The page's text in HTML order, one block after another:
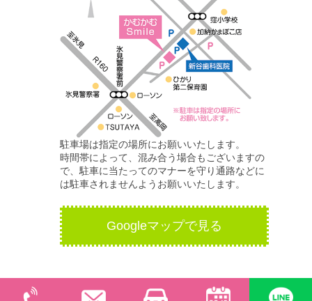
駐車場は指定の場所にお願いいたします。
時間帯によって、混み合う場合もございますの
で、駐車に当たってのマナーを守り通路などに
は駐車されませんようお願いいたします。
Googleマップで見る